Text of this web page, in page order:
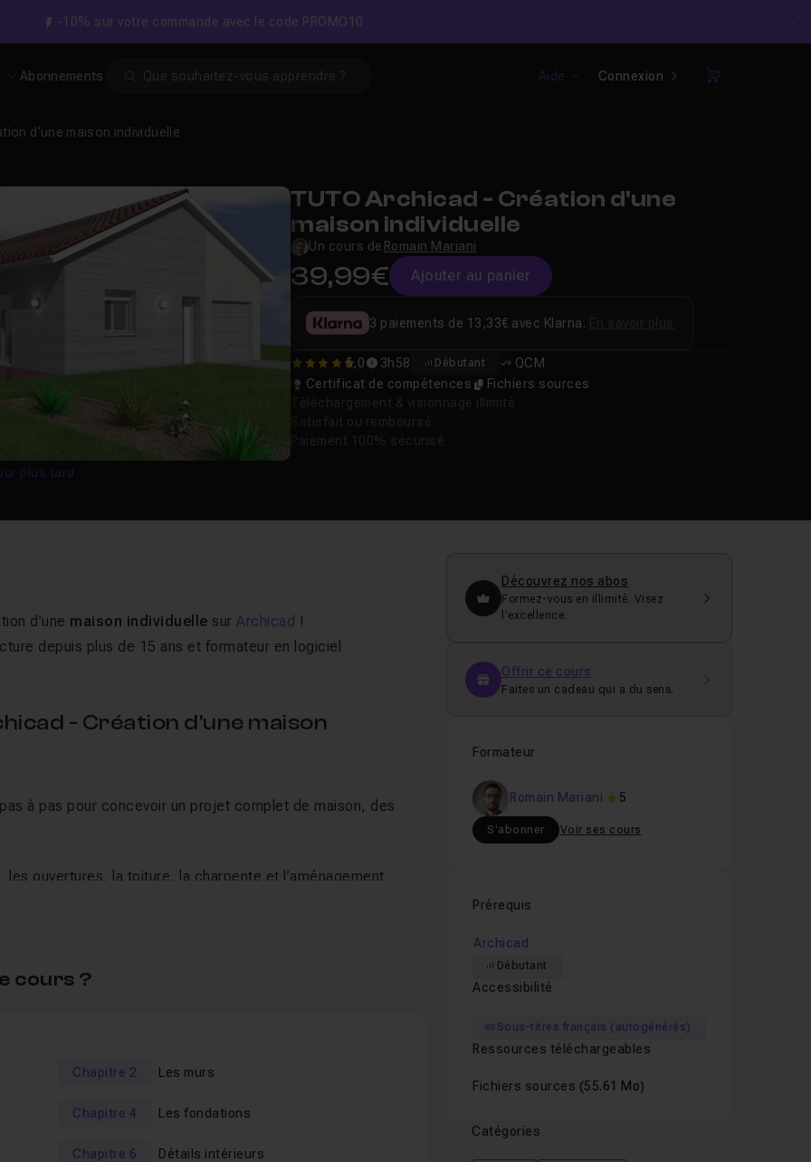
-10% sur votre commande avec le code PROMO10
Abonnements Aide Connexion
Panier
d'une maison individuelle
plus tard
TUTO Archicad - Création d'une
maison individuelle
Un cours de Romain Mariani
39,99€ Ajouter au panier
5 5,0 3h58 Débutant
QCM
Certificat de compétences
Fichiers sources
3 paiements de 13,33€ avec Klarna.
d’une maison individuelle surArchicad !
depuis plus de 15 ans et formateur en logiciel
- Création d'une maison
à pas pour concevoir un projet complet de maison, des
ouvertures, la toiture, la charpente et l’aménagement
en intégrant des détails pour donner vie à chaque espace.
extérieurs.
des projets de maisons individuelles avec
cours ?
Chapitre 2 Les murs
Chapitre 4 Les fondations
Chapitre 6 Détails intérieurs
Découvrez nos abos
Formez-vous en illimité. Visez
l’excellence.
Offrir ce cours
Faites un cadeau qui a du sens.
Formateur
Romain Mariani 5
S'abonner Voir ses cours
Prérequis
Archicad
Débutant
Accessibilité
Sous-titres français (autogénérés)
Ressources téléchargeables
Fichiers sources (55.61 Mo)
Catégories